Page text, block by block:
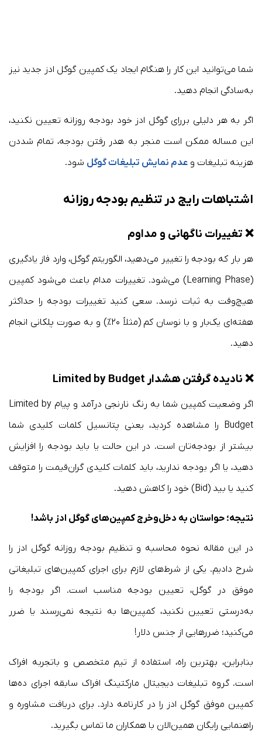
شما می‌توانید این کار را هنگام ایجاد یک کمپین گوگل ادز جدید نیز
به‌سادگی انجام دهید.
اگر به هر دلیلی بررای گوگل ادز خود بودجه روزانه تعیین نکنید،
این مساله ممکن است منجر به هدر رفتن بودجه، تمام شددن
هزینه تبلیغات و عدم نمایش تبلیغات گوگل شود.
اشتباهات رایج در تنظیم بودجه روزانه
❌ تغییرات ناگهانی و مداوم
هر بار که بودجه را تغییر می‌دهید، الگوریتم گوگل، وارد فاز یادگیری
(Learning Phase) می‌شود. تغییرات مدام باعث می‌شود کمپین
هیچ‌وقت به ثبات نرسد. سعی کنید تغییرات بودجه را حداکثر
هفته‌ای یک‌بار و با نوسان کم (مثلاً ۲۰٪) و به صورت پلکانی انجام
دهید.
❌ نادیده گرفتن هشدار Limited by Budget
اگر وضعیت کمپین شما به رنگ نارنجی درآمد و پیام Limited by
Budget را مشاهده کردید، یعنی پتانسیل کلمات کلیدی شما
بیشتر از بودجه‌تان است. در این حالت یا باید بودجه را افزایش
دهید، یا اگر بودجه ندارید، باید کلمات کلیدی گران‌قیمت را متوقف
کنید یا بید (Bid) خود را کاهش دهید.
نتیجه؛ حواستان به دخل‌وخرج کمپین‌های گوگل ادز باشد!
در این مقاله نحوه محاسبه و تنظیم بودجه روزانه گوگل ادز را
شرح دادیم. یکی از شرط‌های لازم برای اجرای کمپین‌های تبلیغاتی
موفق در گوگل، تعیین بودجه مناسب است. اگر بودجه را
به‌درستی تعیین نکنید، کمپین‌ها به نتیجه نمی‌رسند یا ضرر
می‌کنید؛ ضررهایی از جنس دلار!
بنابراین، بهترین راه، استفاده از تیم متخصص و باتجربه افراک
است. گروه تبلیغات دیجیتال مارکتینگ افراک سابقه اجرای ده‌ها
کمپین موفق گوگل ادز را در کارنامه دارد. برای دریافت مشاوره و
راهنمایی رایگان همین‌الان با همکاران ما تماس بگیرید.